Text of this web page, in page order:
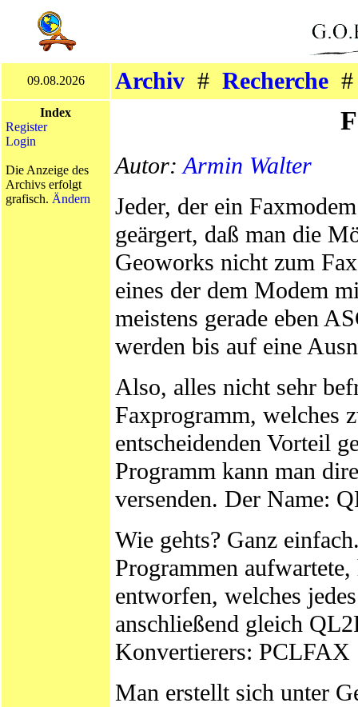
09.08.2026 Archiv # Recherche
Index
Register
Login
Die Anzeige des
Archivs erfolgt
grafisch. Ändern
Autor:Armin Walter
Jeder, der ein
geärgert, daß man die
Geoworks nicht zum
eines der dem Modem
meistens gerade eben
werden bis auf eine
Also, alles nicht sehr
Faxprogramm, welches
entscheidenden Vorteil
Programm kann man
versenden. Der Name:
Wie gehts? Ganz
Programmen
entworfen, welches
anschließend gleich
Konvertierers: PCLFAX
Man erstellt sich unter